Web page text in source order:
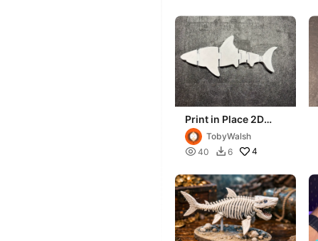
Print in Place 2D
Flexi Shark
TobyWalsh
 40  6 4